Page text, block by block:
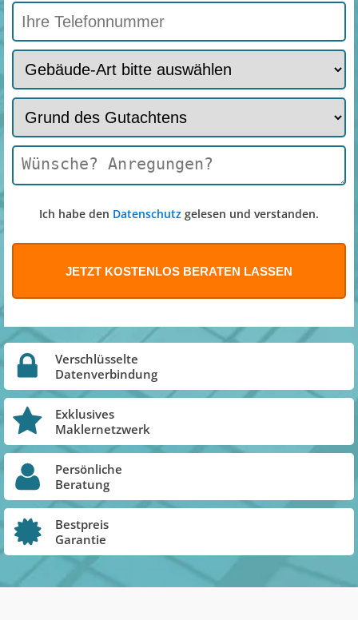
Ich habe den Datenschutz gelesen und verstanden.
Verschlüsselte
Datenverbindung
Exklusives
Maklernetzwerk
Persönliche
Beratung
Bestpreis
Garantie